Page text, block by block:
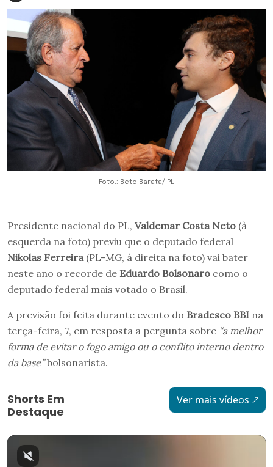
Foto.: Beto Barata/ PL
Presidente nacional do PL, Valdemar Costa Neto (à
esquerda na foto) previu que o deputado federal
Nikolas Ferreira(PL-MG, à direita na foto) vai bater
neste ano o recorde de Eduardo Bolsonaro como o
deputado federal mais votado o Brasil.
A previsão foi feita durante evento do Bradesco BBI na
terça-feira, 7, em resposta a pergunta sobre “a melhor
forma de evitar o fogo amigo ou o conflito interno dentro
da base”bolsonarista.
Shorts Em
Destaque
Ver mais vídeos